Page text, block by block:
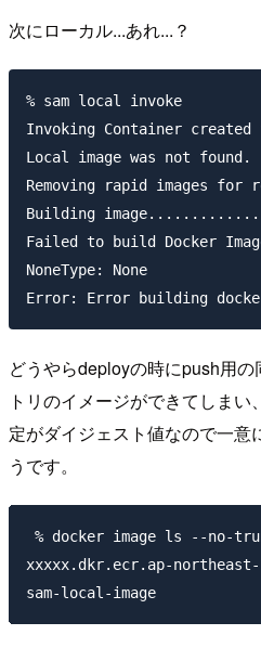
次にローカル...あれ...？
% sam local invoke
Invoking Container created
Local image was not found.
Removing rapid images for
Building
Failed to build Docker
NoneType: None
どうやらdeployの時にpush用
トリのイメージができてしま
定がダイジェスト値なので一意
うです。
% docker image ls --no-
xxxxx.dkr.ecr.ap-northeast-